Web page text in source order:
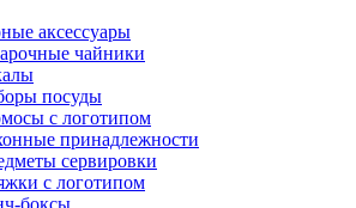
аксессуары
чайники
посуды
с логотипом
принадлежности
сервировки
с логотипом
боксы